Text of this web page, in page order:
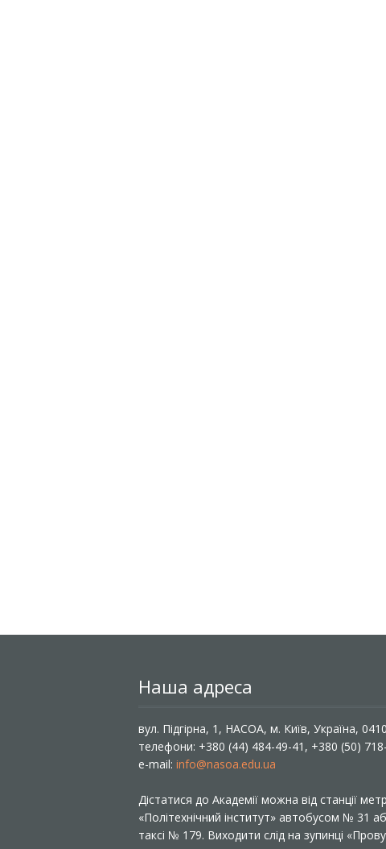
Наша адреса
вул. Підгірна, 1, НАСОА, м. Київ, Україна,
телефони: +380 (44) 484-49-41, +380 (50)
e-mail: info@nasoa.edu.ua
Дістатися до Академії можна від станції
«Політехнічний інститут» автобусом № 31
таксі № 179. Виходити слід на зупинці